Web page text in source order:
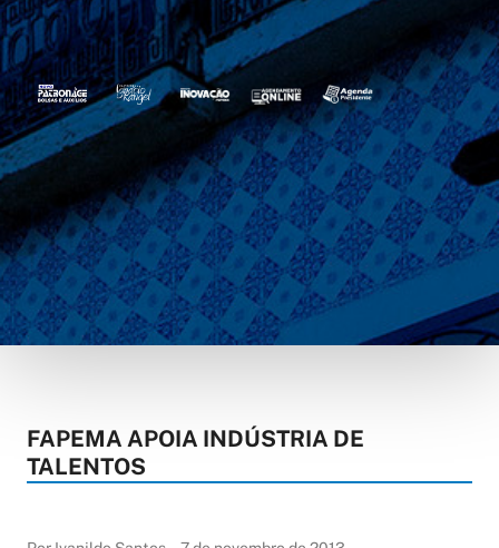
FAPEMA APOIA INDÚSTRIA DE
TALENTOS